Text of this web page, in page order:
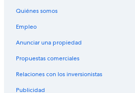
Quiénes somos
Empleo
Anunciar una propiedad
Propuestas comerciales
Relaciones con los inversionistas
Publicidad